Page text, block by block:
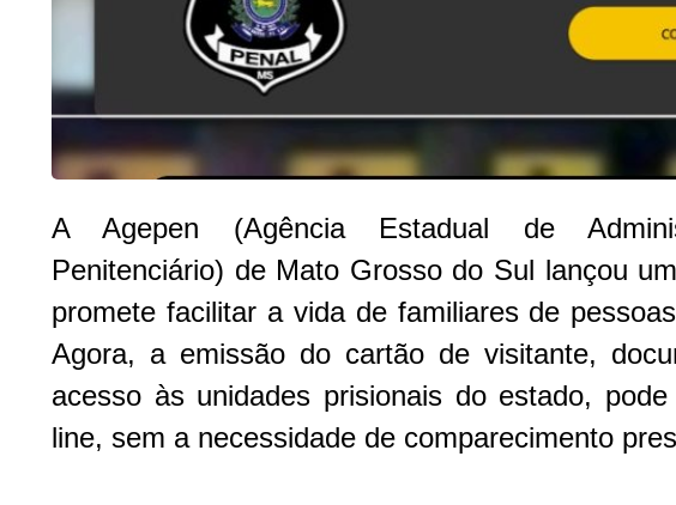
A Agepen (Agência Estadual de
Penitenciário) de Mato Grosso do Sul lançou
promete facilitar a vida de familiares de
Agora, a emissão do cartão de visitante,
acesso às unidades prisionais do estado,
line, sem a necessidade de comparecimento